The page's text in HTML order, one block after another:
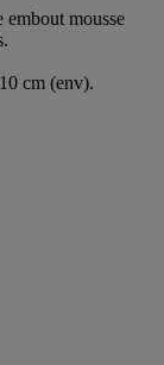
embout mousse
cm (env).